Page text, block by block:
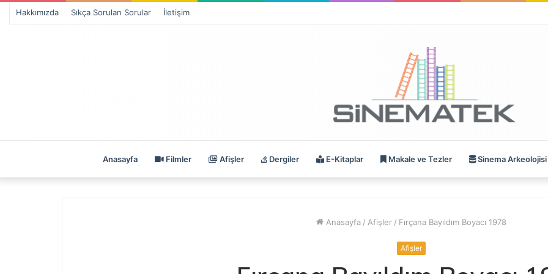
Hakkımızda Sıkça Sorulan Sorular İletişim
Anasayfa Filmler Afişler Dergiler E-Kitaplar Makale ve Tezler Sinema Arkeolojisi
Anasayfa / Afişler / Fırçana Bayıldım Boyacı 1978
Afişler